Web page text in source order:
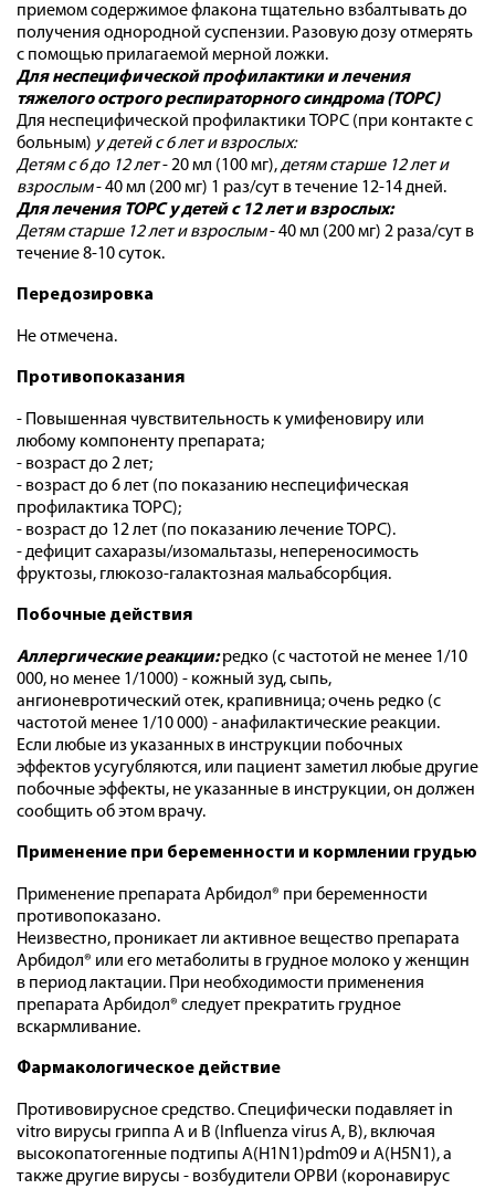
приемом содержимое флакона тщательно взбалтывать до
получения однородной суспензии. Разовую дозу отмерять
с помощью прилагаемой мерной ложки.
Для неспецифической профилактики и лечения
тяжелого острого респираторного синдрома (ТОРС)
Для неспецифической профилактики ТОРС (при контакте с
больным) у детей с 6 лет и взрослых:
Детям с 6 до 12 лет- 20 мл (100 мг),детям старше 12 лет и
взрослым- 40 мл (200 мг) 1 раз/сут в течение 12-14 дней.
Для лечения ТОРС у детей с 12 лет и взрослых:
Детям старше 12 лет и взрослым- 40 мл (200 мг) 2 раза/сут в
течение 8-10 суток.
Передозировка
Не отмечена.
Противопоказания
- Повышенная чувствительность к умифеновиру или
любому компоненту препарата;
- возраст до 2 лет;
- возраст до 6 лет (по показанию неспецифическая
профилактика ТОРС);
- возраст до 12 лет (по показанию лечение ТОРС).
- дефицит сахаразы/изомальтазы, непереносимость
фруктозы, глюкозо-галактозная мальабсорбция.
Побочные действия
Аллергические реакции:редко (с частотой не менее 1/10
000, но менее 1/1000) - кожный зуд, сыпь,
ангионевротический отек, крапивница; очень редко (с
частотой менее 1/10 000) - анафилактические реакции.
Если любые из указанных в инструкции побочных
эффектов усугубляются, или пациент заметил любые другие
побочные эффекты, не указанные в инструкции, он должен
сообщить об этом врачу.
Применение при беременности и кормлении грудью
Применение препарата Арбидол® при беременности
противопоказано.
Неизвестно, проникает ли активное вещество препарата
Арбидол® или его метаболиты в грудное молоко у женщин
в период лактации. При необходимости применения
препарата Арбидол® следует прекратить грудное
вскармливание.
Фармакологическое действие
Противовирусное средство. Специфически подавляет in
vitro вирусы гриппа А и В (Influenza virus А, В), включая
высокопатогенные подтипы A(H1N1)pdm09 и A(H5N1), а
также другие вирусы - возбудители ОРВИ (коронавирус